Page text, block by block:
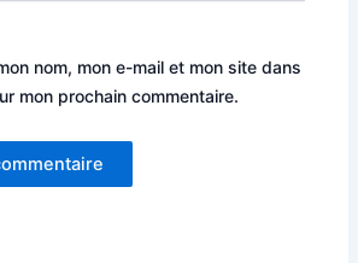
nom, mon e-mail et mon site dans
mon prochain commentaire.